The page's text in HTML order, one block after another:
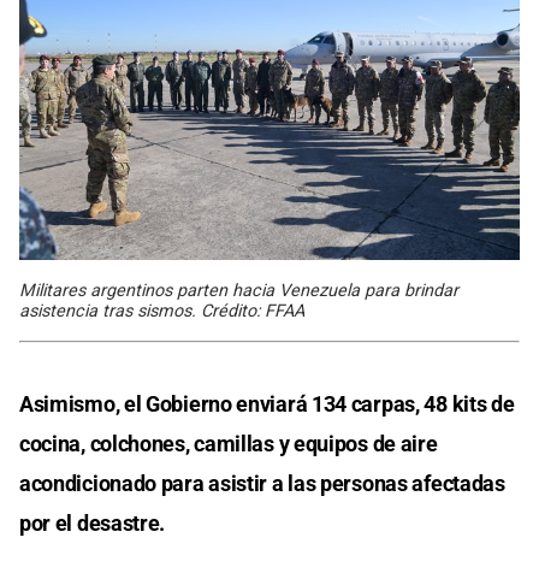
Militares argentinos parten hacia Venezuela para brindar
asistencia tras sismos. Crédito: FFAA
Asimismo, el Gobierno enviará 134 carpas, 48 kits de
cocina, colchones, camillas y equipos de aire
acondicionado para asistir a las personas afectadas
por el desastre.